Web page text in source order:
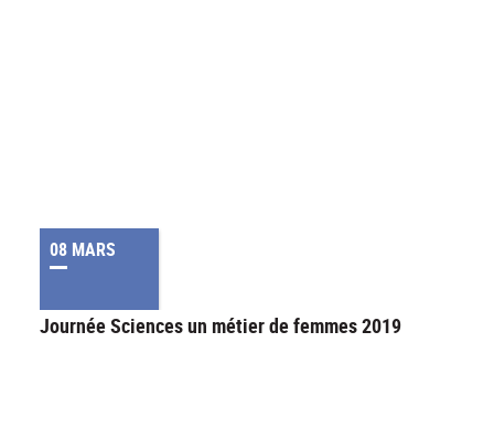
08 MARS
Journée Sciences un métier de femmes 2019